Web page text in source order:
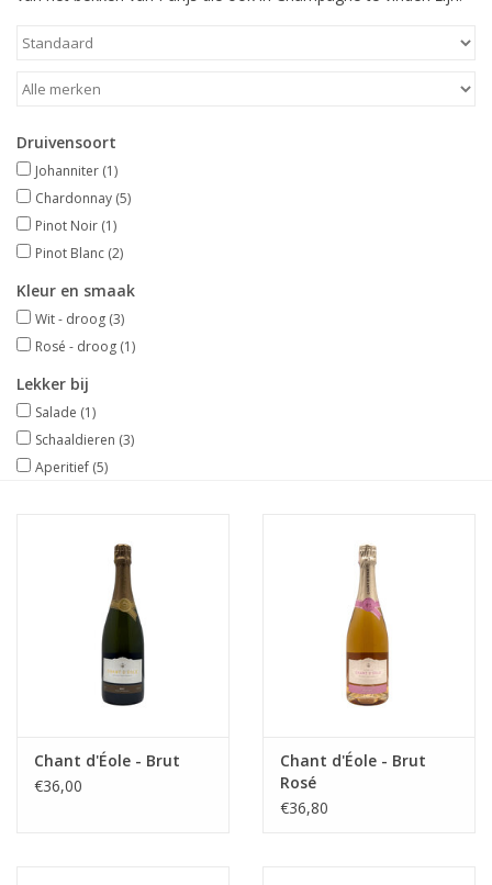
Druivensoort
Johanniter (1)
Chardonnay (5)
Pinot Noir (1)
Pinot Blanc (2)
Kleur en smaak
Wit - droog (3)
Rosé - droog (1)
Lekker bij
Salade (1)
Schaaldieren (3)
Aperitief (5)
Chant d'Éole - Brut
€36,00
Chant d'Éole - Brut
Rosé
€36,80